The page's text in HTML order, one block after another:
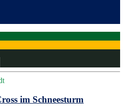
im Schneesturm